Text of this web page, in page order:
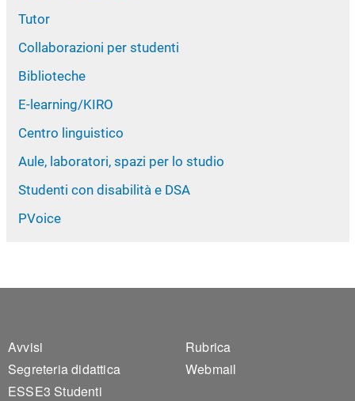
Tutor
Collaborazioni per studenti
Biblioteche
E-learning/KIRO
Centro linguistico
Aule, laboratori, spazi per lo studio
Studenti con disabilità e DSA
PVoice
Footer 1
Avvisi
Segreteria didattica
ESSE3 Studenti
Footer 2
Rubrica
Webmail